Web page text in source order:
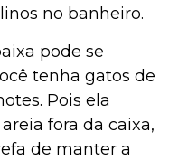
no banheiro.
pode se
tenha gatos de
Pois ela
fora da caixa,
de manter a